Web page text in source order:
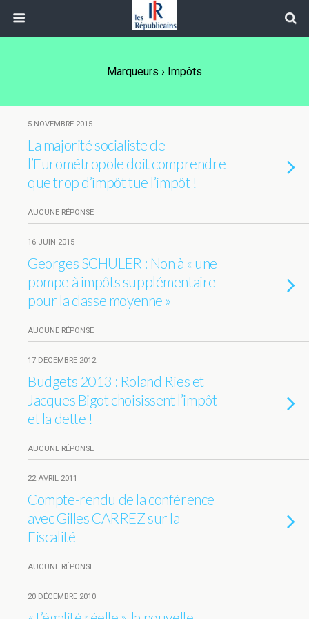
Marqueurs › Impôts
5 NOVEMBRE 2015
La majorité socialiste de
l’Eurométropole doit comprendre
que trop d’impôt tue l’impôt !
AUCUNE RÉPONSE
16 JUIN 2015
Georges SCHULER : Non à « une
pompe à impôts supplémentaire
pour la classe moyenne »
AUCUNE RÉPONSE
17 DÉCEMBRE 2012
Budgets 2013 : Roland Ries et
Jacques Bigot choisissent l’impôt
et la dette !
AUCUNE RÉPONSE
22 AVRIL 2011
Compte-rendu de la conférence
avec Gilles CARREZ sur la
Fiscalité
AUCUNE RÉPONSE
20 DÉCEMBRE 2010